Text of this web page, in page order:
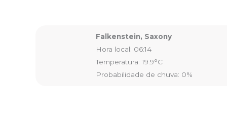
Falkenstein, Saxony
Hora local: 06:14
Temperatura: 19.9°C
Probabilidade de chuva: 0%